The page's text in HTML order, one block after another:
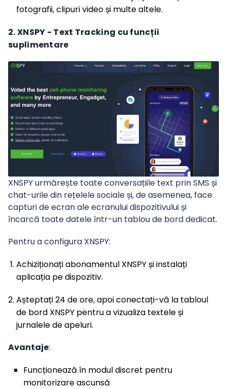
fotografii, clipuri video și multe altele.
2. XNSPY - Text Tracking cu funcții
suplimentare
XNSPY urmărește toate conversațiile text prin SMS și
chat-urile din rețelele sociale și, de asemenea, face
capturi de ecran ale ecranului dispozitivului și
încarcă toate datele într-un tablou de bord dedicat.
Pentru a configura XNSPY:
Achiziționați abonamentul XNSPY și instalați
aplicația pe dispozitiv.
Așteptați 24 de ore, apoi conectați-vă la tabloul
de bord XNSPY pentru a vizualiza textele și
jurnalele de apeluri.
Avantaje:
Funcționează în modul discret pentru
monitorizare ascunsă